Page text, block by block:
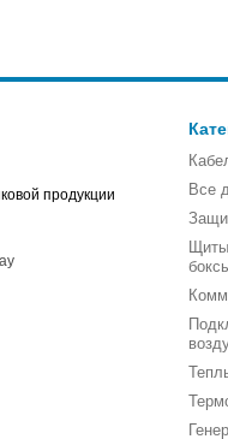
продукции
Все